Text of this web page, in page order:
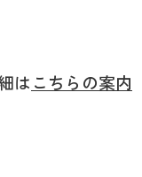
は こちらの案内